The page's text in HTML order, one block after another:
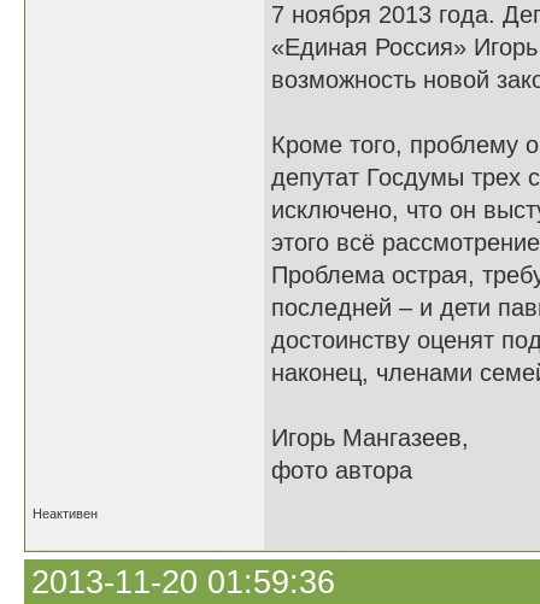
7 ноября 2013 года.
«Единая Россия»
возможность новой
Кроме того, проблему
депутат Госдумы трех
исключено, что он
этого всё
Проблема острая,
последней – и дети
достоинству оценят
наконец, членами
Игорь Мангазеев,
фото автора
Неактивен
2013-11-20 01:59:36